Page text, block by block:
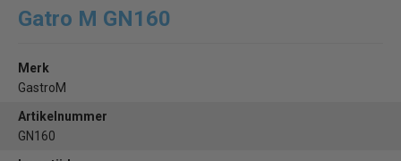
Gatro M GN160
Merk
GastroM
Artikelnummer
GN160